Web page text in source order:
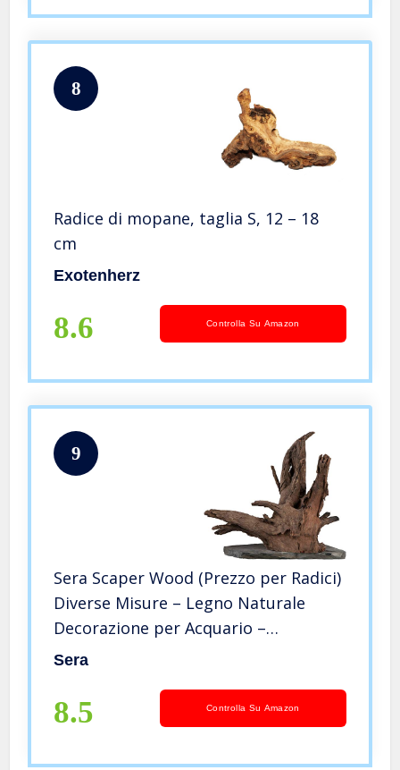
8
Radice di mopane, taglia S, 12 – 18
cm
Exotenherz
8.6 Controlla Su Amazon
9
Sera Scaper Wood (Prezzo per Radici)
Diverse Misure – Legno Naturale
Decorazione per Acquario –
Decorazione acquascaping
Sera
8.5 Controlla Su Amazon